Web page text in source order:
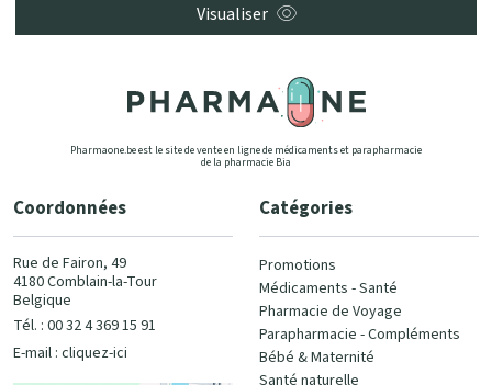
Visualiser
Pharmaone.be est le site de vente en ligne de médicaments et parapharmacie
de la pharmacie Bia
Coordonnées
Rue de Fairon, 49
4180 Comblain-la-Tour
Belgique
Tél. : 00 32 4 369 15 91
E-mail : cliquez-ici
Catégories
Promotions
Médicaments - Santé
Pharmacie de Voyage
Parapharmacie - Compléments
Bébé & Maternité